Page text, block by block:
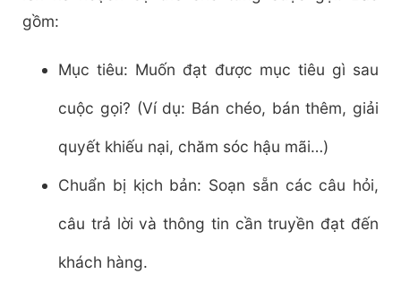
gồm:
Mục tiêu: Muốn đạt được mục tiêu gì sau
cuộc gọi? (Ví dụ: Bán chéo, bán thêm, giải
quyết khiếu nại, chăm sóc hậu mãi…)
Chuẩn bị kịch bản: Soạn sẵn các câu hỏi,
câu trả lời và thông tin cần truyền đạt đến
khách hàng.